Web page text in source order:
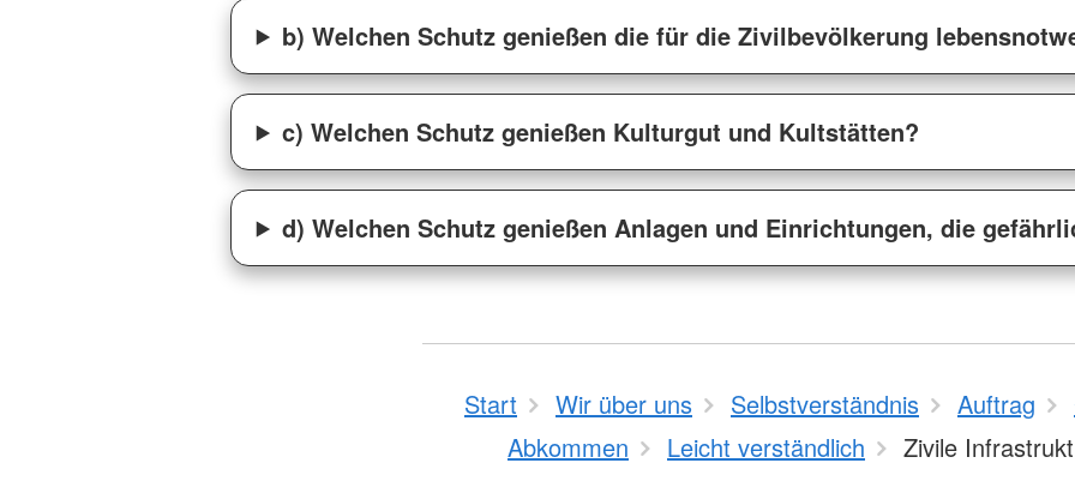
b) Welchen Schutz genießen die für die Zivilbevölkerung
c) Welchen Schutz genießen Kulturgut und Kultstätten?
d) Welchen Schutz genießen Anlagen und Einrichtungen, die
Start Wir über uns Selbstverständnis Auftrag
Abkommen
Leicht verständlich Zivile